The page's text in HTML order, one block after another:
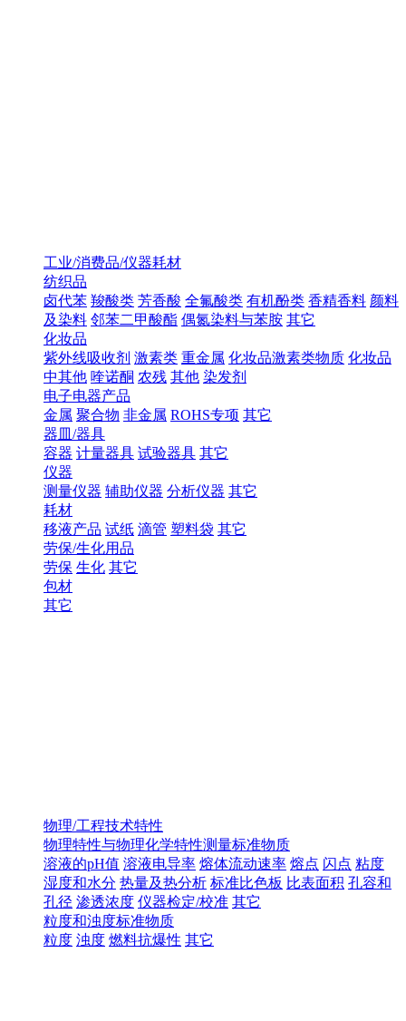
工业/消费品/仪器耗材
纺织品
卤代苯 羧酸类 芳香酸 全氟酸类 有机酚类 香精香料 颜料
及染料 邻苯二甲酸酯 偶氮染料与苯胺 其它
化妆品
紫外线吸收剂 激素类 重金属 化妆品激素类物质 化妆品
中其他 喹诺酮 农残 其他 染发剂
电子电器产品
金属 聚合物 非金属 ROHS专项 其它
器皿/器具
容器 计量器具 试验器具 其它
仪器
测量仪器 辅助仪器 分析仪器 其它
耗材
移液产品 试纸 滴管 塑料袋 其它
劳保/生化用品
劳保 生化 其它
包材
其它
物理/工程技术特性
物理特性与物理化学特性测量标准物质
溶液的pH值 溶液电导率 熔体流动速率 熔点 闪点 粘度
湿度和水分 热量及热分析 标准比色板 比表面积 孔容和
孔径 渗透浓度 仪器检定/校准 其它
粒度和浊度标准物质
粒度 浊度 燃料抗爆性 其它